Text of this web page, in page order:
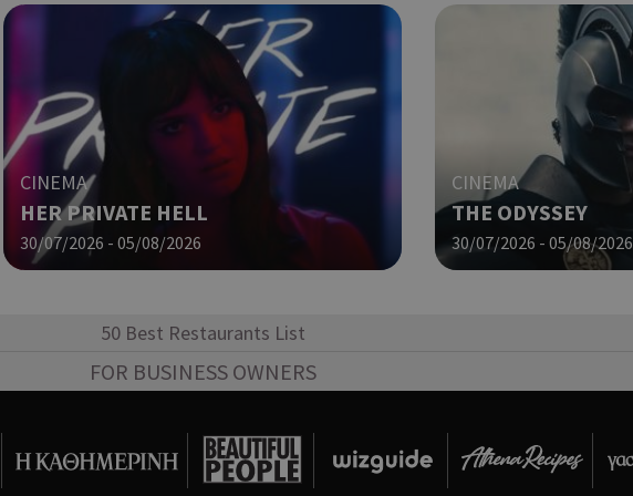
CINEMA
HER PRIVATE HELL
30/07/2026 - 05/08/2026
CINEMA
THE ODYSSEY
30/07/2026 - 05/08/2026
50 Best Restaurants List
FOR BUSINESS OWNERS
cyprusen.wiz-
1 εβδομάδα 3
μέρες
Χρησιμοποιείται για να προσδιορίσει την
επιλεγμένη γλώσσα του επισκέπτη.
cyprusen.wiz-
guide.com
Cookie που δημιουργείται από εφαρμογές που
βασίζονται στη γλώσσα PHP. Πρόκειται για ένα
αναγνωριστικό γενικού σκοπού που
χρησιμοποιείται για τη διατήρηση μεταβλητών
περιόδου λειτουργίας χρήστη. Συνήθως είναι
ένας τυχαίος αριθμός που δημιουργείται, ο
τρόπος με τον οποίο μπορεί να είναι
συγκεκριμένος για τον ιστότοπο, αλλά ένα καλό
παράδειγμα είναι η διατήρηση της κατάστασης
σύνδεσης για έναν χρήστη μεταξύ σελίδων.
διάφορες διαφημιστικές ενέργειες όπως είναι το
banners.
.onesignal.com
μεταξύ ανθρώπων και ρομπότ. Αυτό είναι
επωφελές για τον ιστότοπο, προκειμένου να
κάνει έγκυρες αναφορές σχετικά με τη χρήση του